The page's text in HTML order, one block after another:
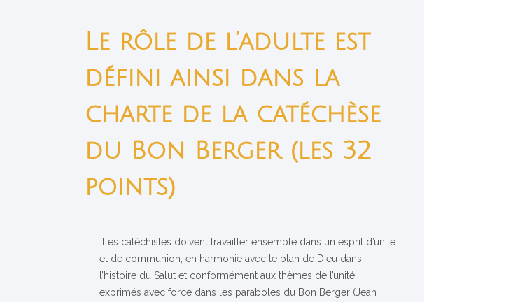
Le rôle de l’adulte est
défini ainsi dans la
charte de la catéchèse
du Bon Berger (les 32
points)
Les catéchistes doivent travailler ensemble dans un esprit d’unité
et de communion, en harmonie avec le plan de Dieu dans
l’histoire du Salut et conformément aux thèmes de l’unité
exprimés avec force dans les paraboles du Bon Berger (Jean